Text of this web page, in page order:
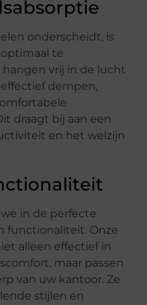
onderscheidt, is
te
hangen vrij in de lucht
dempen,
draagt bij aan een
en het welzijn
in de perfecte
functionaliteit. Onze
alleen effectief in
maar passen
van uw kantoor. Ze
stijlen en